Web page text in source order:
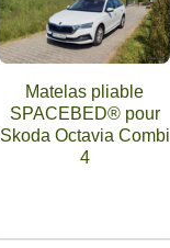
Matelas pliable
SPACEBED® pour
Skoda Octavia Combi
4